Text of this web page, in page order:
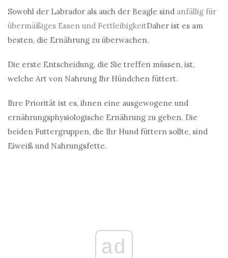
Sowohl der Labrador als auch der Beagle sind anfällig für
übermäßiges Essen und FettleibigkeitDaher ist es am
besten, die Ernährung zu überwachen.
Die erste Entscheidung, die Sie treffen müssen, ist,
welche Art von Nahrung Ihr Hündchen füttert.
Ihre Priorität ist es, ihnen eine ausgewogene und
ernährungsphysiologische Ernährung zu geben. Die
beiden Futtergruppen, die Ihr Hund füttern sollte, sind
Eiweiß und Nahrungsfette.
ad